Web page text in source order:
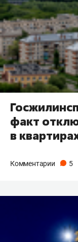
факт
в
Комментарии 5